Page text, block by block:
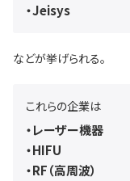
・Jeisys
などが挙げられる。
これらの企業は
・レーザー機器
・HIFU
・RF（高周波）